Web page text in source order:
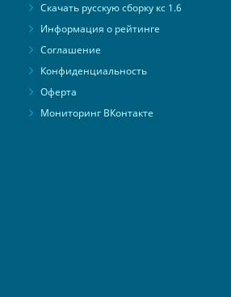
Скачать русскую сборку кс 1.6
Информация о рейтинге
Соглашение
Конфиденциальность
Оферта
Мониторинг ВКонтакте